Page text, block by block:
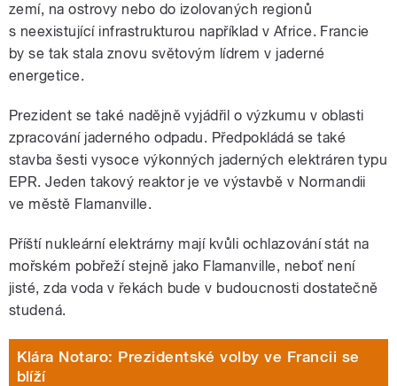
zemí, na ostrovy nebo do izolovaných regionů
s neexistující infrastrukturou například v Africe. Francie
by se tak stala znovu světovým lídrem v jaderné
energetice.
Prezident se také nadějně vyjádřil o výzkumu v oblasti
zpracování jaderného odpadu. Předpokládá se také
stavba šesti vysoce výkonných jaderných elektráren typu
EPR. Jeden takový reaktor je ve výstavbě v Normandii
ve městě Flamanville.
Příští nukleární elektrárny mají kvůli ochlazování stát na
mořském pobřeží stejně jako Flamanville, neboť není
jisté, zda voda v řekách bude v budoucnosti dostatečně
studená.
Klára Notaro: Prezidentské volby ve Francii se
blíží